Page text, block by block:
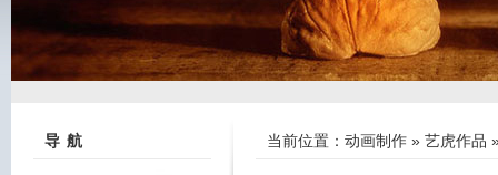
导 航 当前位置： 动画制作 » 艺虎作品